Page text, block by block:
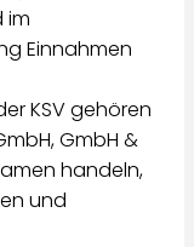
im
Einnahmen
KSV gehören
GmbH &
handeln,
und